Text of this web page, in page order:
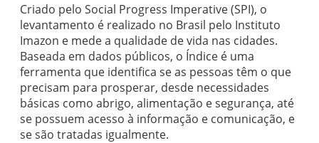
Criado pelo Social Progress Imperative (SPI), o
levantamento é realizado no Brasil pelo Instituto
Imazon e mede a qualidade de vida nas cidades.
Baseada em dados públicos, o Índice é uma
ferramenta que identifica se as pessoas têm o que
precisam para prosperar, desde necessidades
básicas como abrigo, alimentação e segurança, até
se possuem acesso à informação e comunicação, e
se são tratadas igualmente.